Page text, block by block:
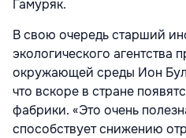
Гамуряк.
В свою очередь старший
экологического агентства
окружающей среды Ион
что вскоре в стране
фабрики. «Это очень
способствует снижению